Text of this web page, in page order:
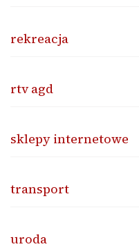
rekreacja
rtv agd
sklepy internetowe
transport
uroda